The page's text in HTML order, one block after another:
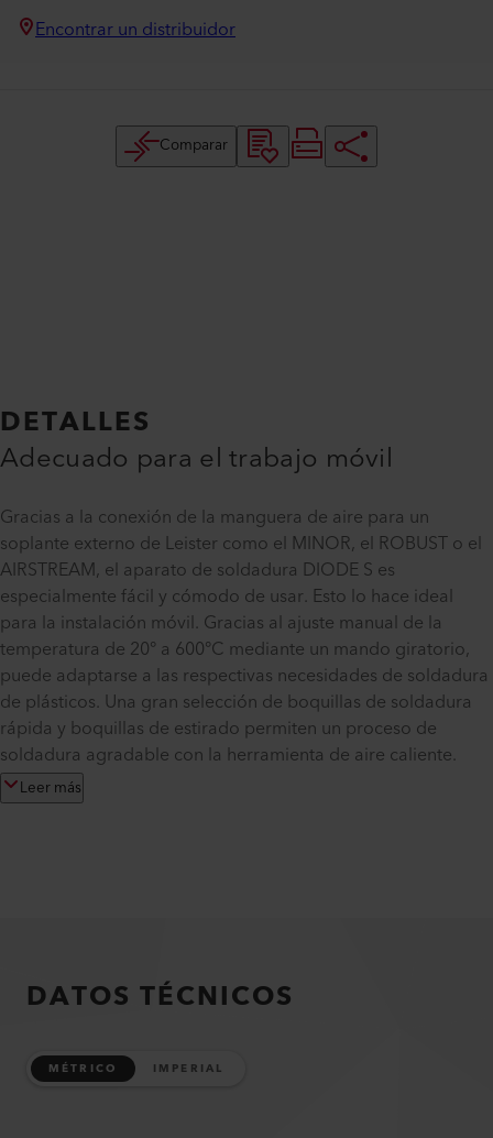
Encontrar un distribuidor
Comparar
DETALLES
Adecuado para el trabajo móvil
Gracias a la conexión de la manguera de aire para un
soplante externo de Leister como el MINOR, el ROBUST o el
AIRSTREAM, el aparato de soldadura DIODE S es
especialmente fácil y cómodo de usar. Esto lo hace ideal
para la instalación móvil. Gracias al ajuste manual de la
temperatura de 20° a 600°C mediante un mando giratorio,
puede adaptarse a las respectivas necesidades de soldadura
de plásticos. Una gran selección de boquillas de soldadura
rápida y boquillas de estirado permiten un proceso de
soldadura agradable con la herramienta de aire caliente.
Leer más
DATOS TÉCNICOS
MÉTRICO IMPERIAL